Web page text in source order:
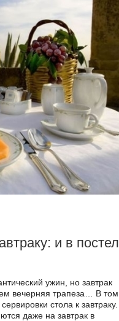
и в
ужин, но завтрак
вечерняя трапеза… В том
стола к завтраку.
даже на завтрак в